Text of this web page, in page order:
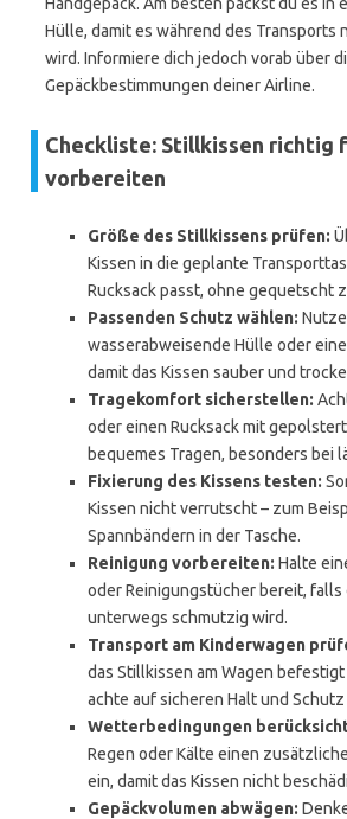
Hülle, damit es während des Transports
wird. Informiere dich jedoch vorab über
Gepäckbestimmungen deiner Airline.
Checkliste: Stillkissen richtig
vorbereiten
Größe des Stillkissens prüfen:
Kissen in die geplante
Rucksack passt, ohne gequetscht
Passenden Schutz wählen:
wasserabweisende Hülle oder
damit das Kissen sauber und
Tragekomfort sicherstellen:
oder einen Rucksack mit
bequemes Tragen, besonders bei
Fixierung des Kissens testen:
Kissen nicht verrutscht – zum
Spannbändern in der Tasche.
Reinigung vorbereiten: Halte
oder Reinigungstücher bereit, falls
unterwegs schmutzig wird.
Transport am Kinderwagen
das Stillkissen am Wagen
achte auf sicheren Halt und
Wetterbedingungen
Regen oder Kälte einen
ein, damit das Kissen nicht
Gepäckvolumen abwägen: